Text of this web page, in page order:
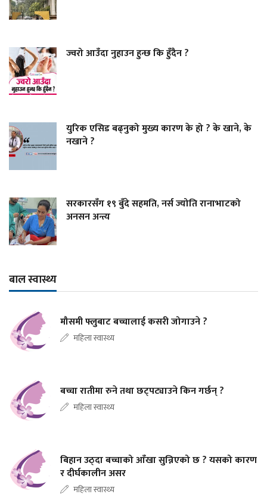
ज्वरो आउँदा नुहाउन हुन्छ कि हुँदैन ?
युरिक एसिड बढ्नुको मुख्य कारण के हो ? के खाने, के
नखाने ?
सरकारसँग १९ बुँदे सहमति, नर्स ज्योति रानाभाटको
अनसन अन्त्य
बाल स्वास्थ्य
मौसमी फ्लुबाट बच्चालाई कसरी जोगाउने ?
महिला स्वास्थ्य
बच्चा रातीमा रुने तथा छट्पट्याउने किन गर्छन् ?
महिला स्वास्थ्य
बिहान उठ्दा बच्चाको आँखा सुन्निएको छ ? यसको कारण
र दीर्घकालीन असर
महिला स्वास्थ्य